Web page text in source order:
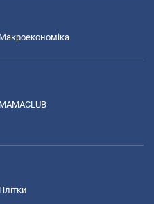
Макроекономіка
MAMACLUB
Плітки